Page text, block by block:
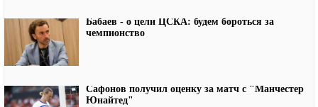
Бабаев - о цели ЦСКА: будем бороться за
чемпионство
Сафонов получил оценку за матч с "Манчестер
Юнайтед"